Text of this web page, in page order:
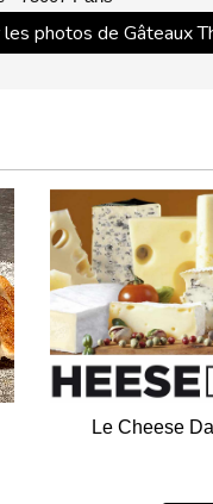
photos de Gâteaux
Le Cheese